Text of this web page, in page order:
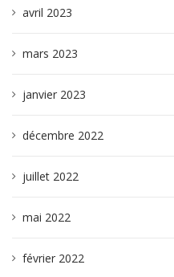
avril 2023
mars 2023
janvier 2023
décembre 2022
juillet 2022
mai 2022
février 2022